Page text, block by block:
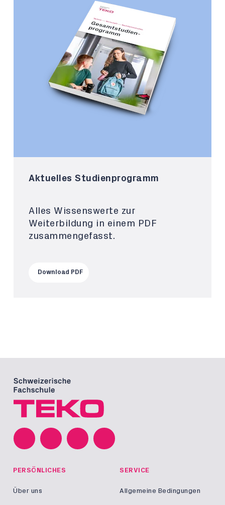
Aktuelles Studienprogramm
Alles Wissenswerte zur
Weiterbildung in einem PDF
zusammengefasst.
Download PDF
PERSÖNLICHES
Über uns
SERVICE
Allgemeine Bedingungen